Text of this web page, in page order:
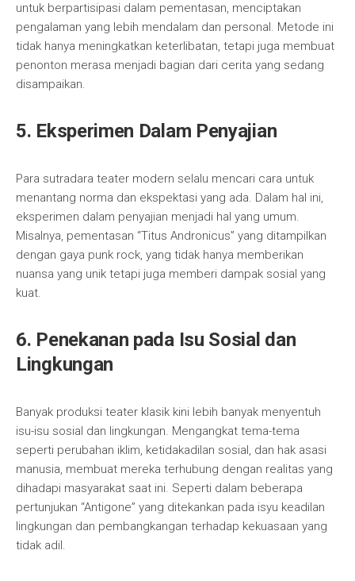
untuk berpartisipasi dalam pementasan, menciptakan
pengalaman yang lebih mendalam dan personal. Metode ini
tidak hanya meningkatkan keterlibatan, tetapi juga membuat
penonton merasa menjadi bagian dari cerita yang sedang
disampaikan.
5. Eksperimen Dalam Penyajian
Para sutradara teater modern selalu mencari cara untuk
menantang norma dan ekspektasi yang ada. Dalam hal ini,
eksperimen dalam penyajian menjadi hal yang umum.
Misalnya, pementasan “Titus Andronicus” yang ditampilkan
dengan gaya punk rock, yang tidak hanya memberikan
nuansa yang unik tetapi juga memberi dampak sosial yang
kuat.
6. Penekanan pada Isu Sosial dan
Lingkungan
Banyak produksi teater klasik kini lebih banyak menyentuh
isu-isu sosial dan lingkungan. Mengangkat tema-tema
seperti perubahan iklim, ketidakadilan sosial, dan hak asasi
manusia, membuat mereka terhubung dengan realitas yang
dihadapi masyarakat saat ini. Seperti dalam beberapa
pertunjukan “Antigone” yang ditekankan pada isyu keadilan
lingkungan dan pembangkangan terhadap kekuasaan yang
tidak adil.